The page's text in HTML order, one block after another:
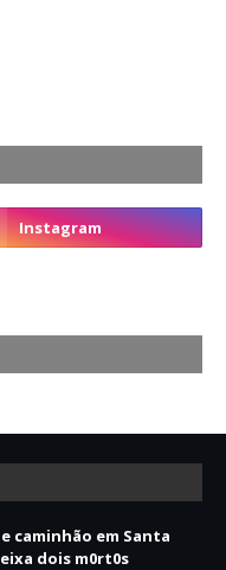
caminhão em Santa
dois m0rt0s